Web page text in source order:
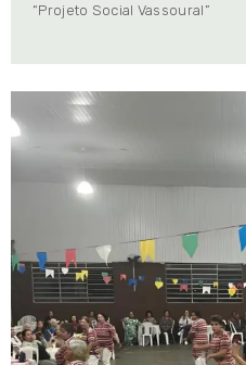
“Projeto Social Vassoural”